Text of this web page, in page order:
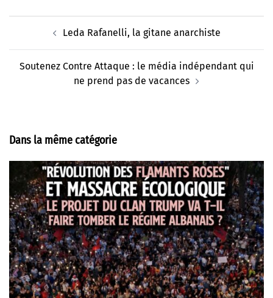
d’article
Leda Rafanelli, la gitane anarchiste
Soutenez Contre Attaque : le média indépendant qui
ne prend pas de vacances
Dans la même catégorie